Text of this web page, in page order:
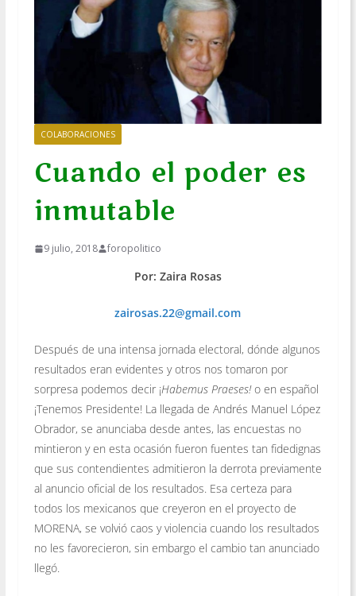
COLABORACIONES
Cuando el poder es
inmutable
9 julio, 2018 foropolitico
Por: Zaira Rosas
zairosas.22@gmail.com
Después de una intensa jornada electoral, dónde algunos
resultados eran evidentes y otros nos tomaron por
sorpresa podemos decir ¡Habemus Praeses!o en español
¡Tenemos Presidente! La llegada de Andrés Manuel López
Obrador, se anunciaba desde antes, las encuestas no
mintieron y en esta ocasión fueron fuentes tan fidedignas
que sus contendientes admitieron la derrota previamente
al anuncio oficial de los resultados. Esa certeza para
todos los mexicanos que creyeron en el proyecto de
MORENA, se volvió caos y violencia cuando los resultados
no les favorecieron, sin embargo el cambio tan anunciado
llegó.